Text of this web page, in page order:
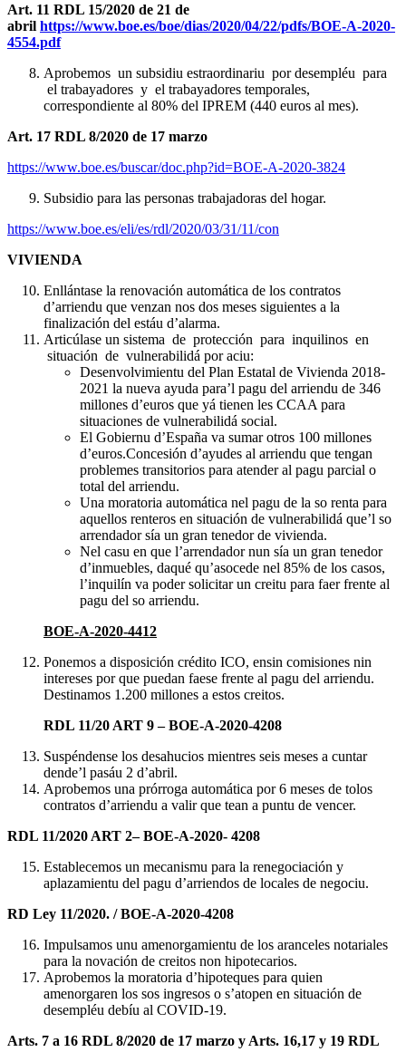
Art. 11 RDL 15/2020 de 21 de
abril https://www.boe.es/boe/dias/2020/04/22/pdfs/BOE-A-2020-
4554.pdf
Aprobemos un subsidiu estraordinariu por desempléu para
el trabayadores y el trabayadores temporales,
correspondiente al 80% del IPREM (440 euros al mes).
Art. 17 RDL 8/2020 de 17 marzo
https://www.boe.es/buscar/doc.php?id=BOE-A-2020-3824
Subsidio para las personas trabajadoras del hogar.
https://www.boe.es/eli/es/rdl/2020/03/31/11/con
VIVIENDA
Enllántase la renovación automática de los contratos
d’arriendu que venzan nos dos meses siguientes a la
finalización del estáu d’alarma.
Articúlase un sistema de protección para inquilinos en
situación de vulnerabilidá por aciu:
Desenvolvimientu del Plan Estatal de Vivienda 2018-
2021 la nueva ayuda para’l pagu del arriendu de 346
millones d’euros que yá tienen les CCAA para
situaciones de vulnerabilidá social.
El Gobiernu d’España va sumar otros 100 millones
d’euros.Concesión d’ayudes al arriendu que tengan
problemes transitorios para atender al pagu parcial o
total del arriendu.
Una moratoria automática nel pagu de la so renta para
aquellos renteros en situación de vulnerabilidá que’l so
arrendador sía un gran tenedor de vivienda.
Nel casu en que l’arrendador nun sía un gran tenedor
d’inmuebles, daqué qu’asocede nel 85% de los casos,
l’inquilín va poder solicitar un creitu para faer frente al
pagu del so arriendu.
BOE-A-2020-4412
Ponemos a disposición crédito ICO, ensin comisiones nin
intereses por que puedan faese frente al pagu del arriendu.
Destinamos 1.200 millones a estos creitos.
RDL 11/20 ART 9 – BOE-A-2020-4208
Suspéndense los desahucios mientres seis meses a cuntar
dende’l pasáu 2 d’abril.
Aprobemos una prórroga automática por 6 meses de tolos
contratos d’arriendu a valir que tean a puntu de vencer.
RDL 11/2020 ART 2– BOE-A-2020- 4208
Establecemos un mecanismu para la renegociación y
aplazamientu del pagu d’arriendos de locales de negociu.
RD Ley 11/2020. / BOE-A-2020-4208
Impulsamos unu amenorgamientu de los aranceles notariales
para la novación de creitos non hipotecarios.
Aprobemos la moratoria d’hipoteques para quien
amenorgaren los sos ingresos o s’atopen en situación de
desempléu debíu al COVID-19.
Arts. 7 a 16 RDL 8/2020 de 17 marzo y Arts. 16,17 y 19 RDL